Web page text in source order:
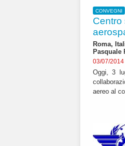
CONVEGNI
Centro
Roma,
Pasquale
03/07/
Oggi, 3
aereo al